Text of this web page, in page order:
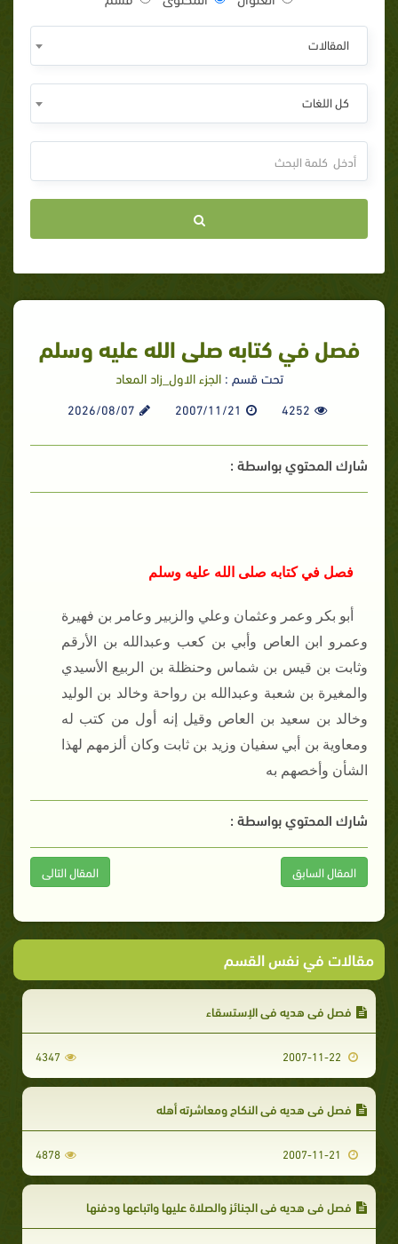
المقالات
كل اللغات
فصل في كتابه صلى الله عليه وسلم
تحت قسم :الجزء الاول_زاد المعاد
4252
2007/11/21
2026/08/07
شارك المحتوي بواسطة :
فصل في كتابه صلى الله عليه وسلم
أبو بكر وعمر وعثمان وعلي والزبير وعامر بن فهيرة
وعمرو ابن العاص وأبي بن كعب وعبدالله بن الأرقم
وثابت بن قيس بن شماس وحنظلة بن الربيع الأسيدي
والمغيرة بن شعبة وعبدالله بن رواحة وخالد بن الوليد
وخالد بن سعيد بن العاص وقيل إنه أول من كتب له
ومعاوية بن أبي سفيان وزيد بن ثابت وكان ألزمهم لهذا
الشأن وأخصهم به
شارك المحتوي بواسطة :
المقال السابق المقال التالى
مقالات في نفس القسم
فصل في هديه في الإستسقاء
4347
فصل في هديه في النكاح ومعاشرته أهله
4878
فصل في هديه في الجنائز والصلاة عليها واتباعها ودفنها